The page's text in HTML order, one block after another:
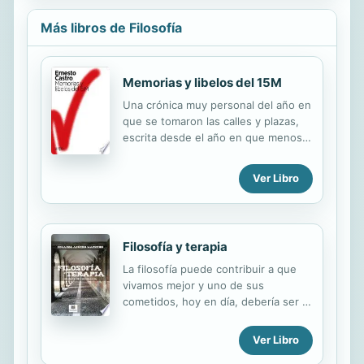
entre trabajo enriquecedor y
deshumanizado, el contacto con la
divinidad por medio del deseo y la
privación...
Más libros de Filosofía
Memorias y libelos del 15M
Una crónica muy personal del año en
que se tomaron las calles y plazas,
escrita desde el año en que menos
sabe si reír o llorar ante la
expectativa de que el 15M celebre
su décimo aniversario en este
públicos abandonados. La facilidad y
a la vez dificultad de escribir sobre el
15M radica en que es el primer
movimiento social masivamente
país desde que existe la Web 2.0. El
libro que yo quisiera leer sobre los
Ver Libro
Filosofía y terapia
La filosofía puede contribuir a que
vivamos mejor y uno de sus
cometidos, hoy en día, debería ser el
tecnicismos y de una terminología
incomprensible. "La claridad es la
Ver Libro